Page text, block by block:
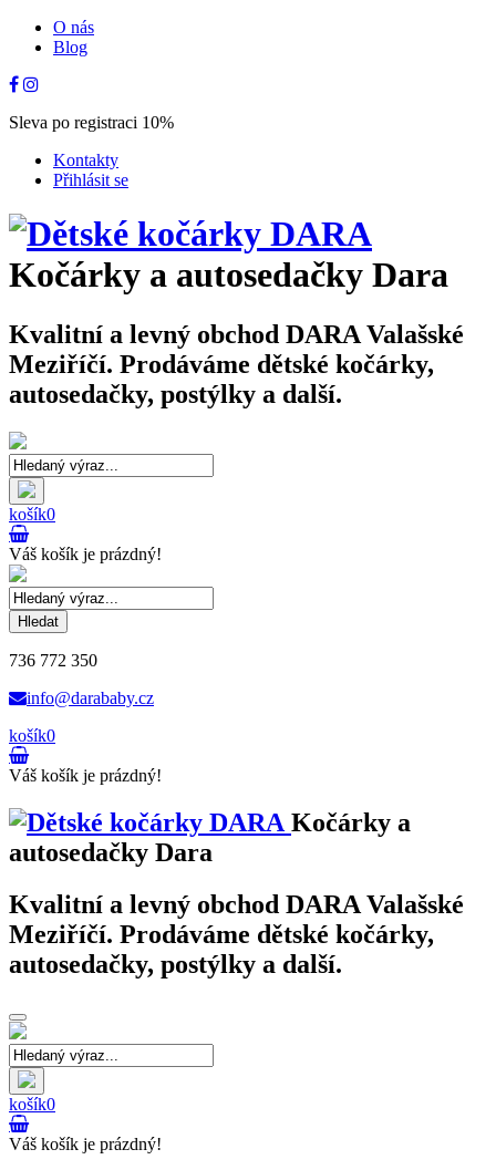
O nás
Blog
Sleva po registraci 10%
Kontakty
Přihlásit se
Kočárky a autosedačky Dara
Kvalitní a levný obchod DARA Valašské
Meziříčí. Prodáváme dětské kočárky,
autosedačky, postýlky a další.
košík0
Váš košík je prázdný!
Hledat
736 772 350
info@darababy.cz
košík0
Váš košík je prázdný!
Kočárky a
autosedačky Dara
Kvalitní a levný obchod DARA Valašské
Meziříčí. Prodáváme dětské kočárky,
autosedačky, postýlky a další.
Toggle
navigation
košík0
Váš košík je prázdný!